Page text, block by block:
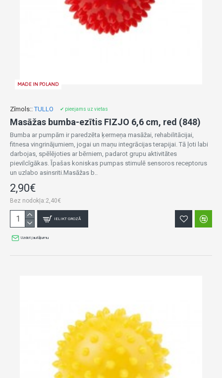
MADE IN POLAND
Zīmols:: TULLO ✔ pieejams uz vietas
Masāžas bumba-ezītis FIZJO 6,6 cm, red (848)
Bumba ar pumpām ir paredzēta ķermeņa masāžai, rehabilitācijai,
fitnesa vingrinājumiem, jogai un maņu integrācijas terapijai. Tā ļoti labi
darbojas, spēlējoties ar bērniem, padarot grupu aktivitātes
pievilcīgākas. Īpašas koniskas pumpas stimulē sensoros receptorus
un uzlabo asinsriti.Masāžas b..
2,90€
Bez nodokļa:2,40€
IELIKT GROZĀ
Uzdot jautājumu